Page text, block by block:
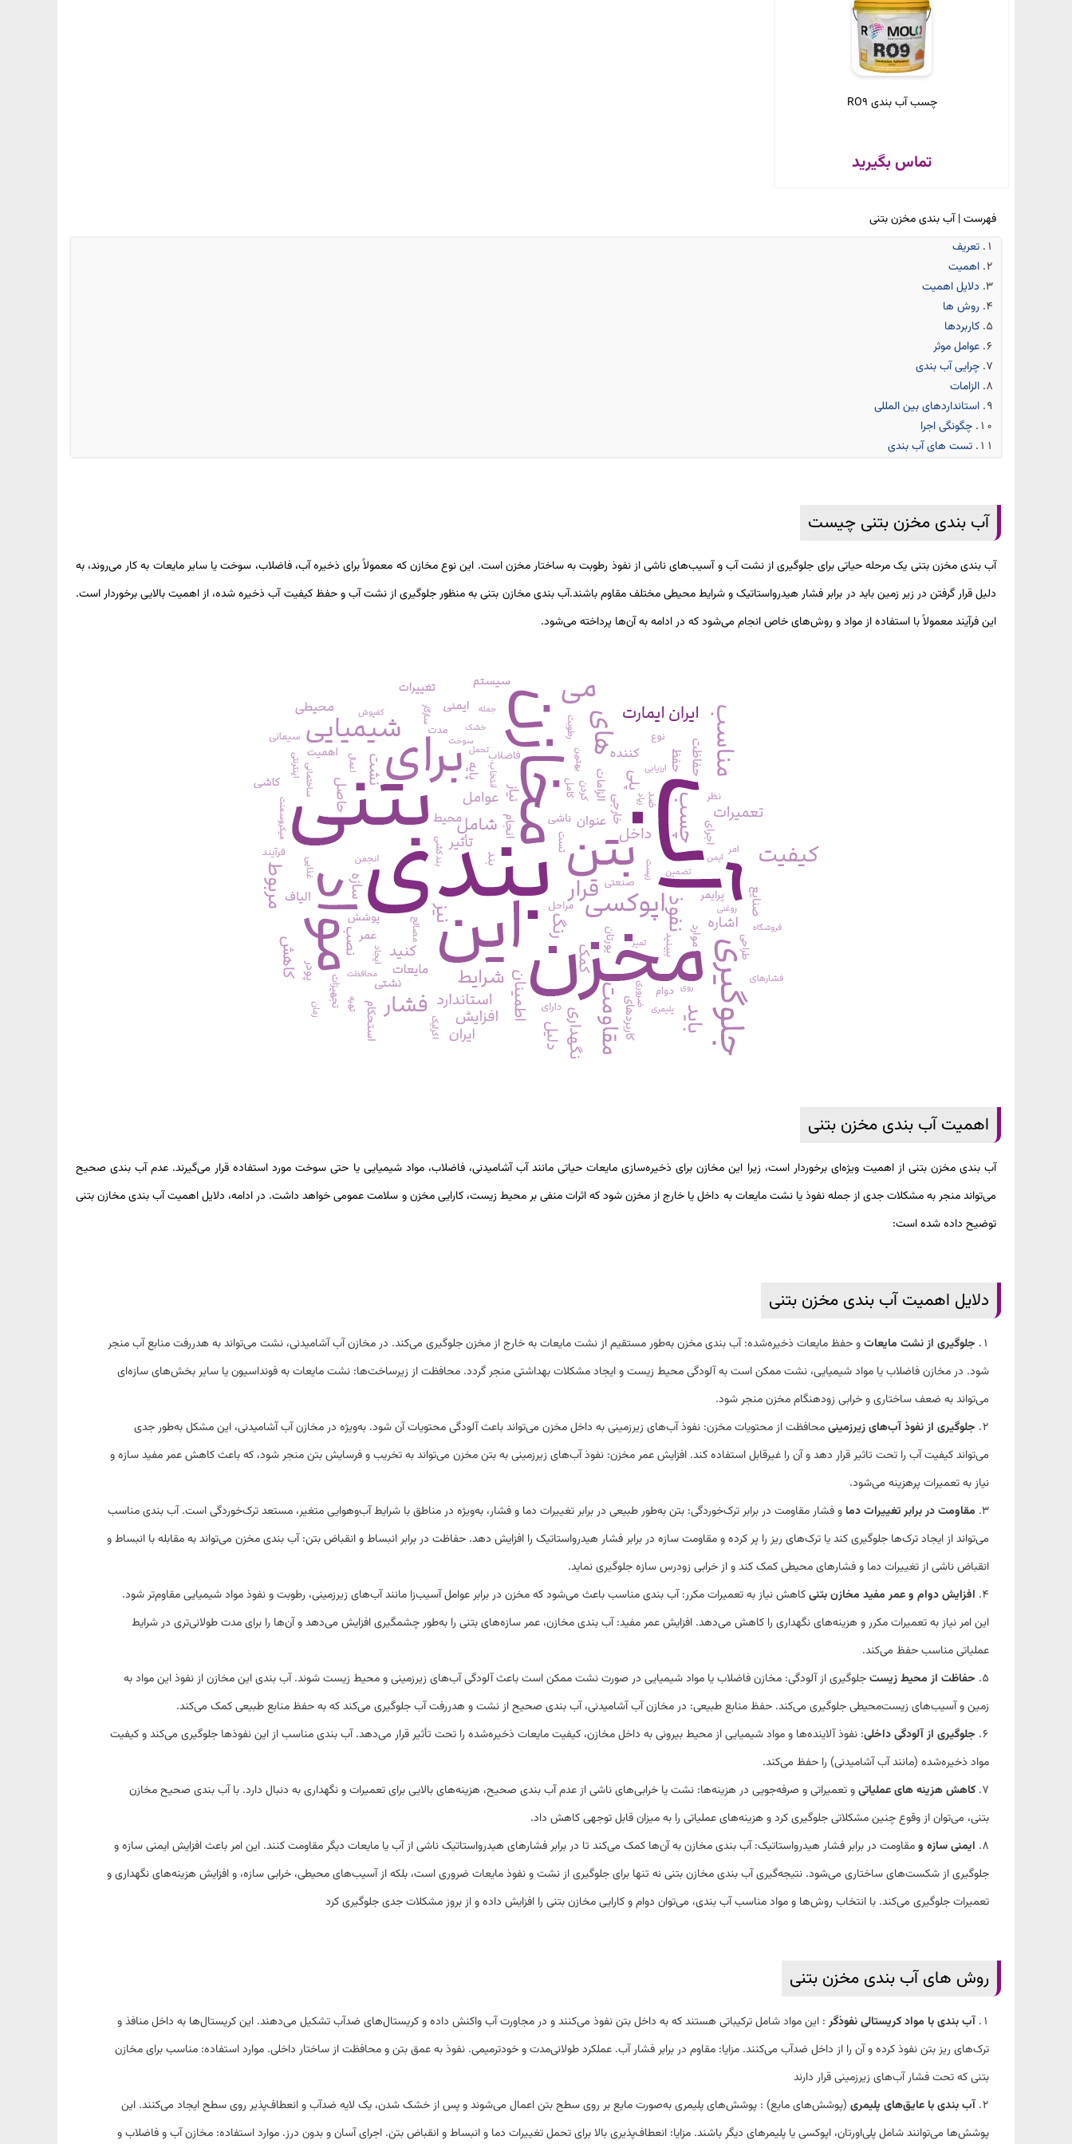
چسب آب بندی RO9
تماس بگیرید
فهرست | آب بندی مخزن بتنی
تعریف
اهمیت
دلایل اهمیت
روش ها
کاربردها
عوامل موثر
چرایی آب بندی
الزامات
استانداردهای بین المللی
چگونگی اجرا
تست های آب بندی
آب بندی مخزن بتنی چیست
آب‌ بندی مخزن بتنی یک مرحله حیاتی برای جلوگیری از نشت آب و آسیب‌های ناشی از نفوذ رطوبت به ساختار مخزن است. این نوع مخازن که معمولاً برای ذخیره آب، فاضلاب، سوخت یا سایر مایعات به کار می‌روند، به
دلیل قرار گرفتن در زیر زمین باید در برابر فشار هیدرواستاتیک و شرایط محیطی مختلف مقاوم باشند.آب‌ بندی مخازن بتنی به منظور جلوگیری از نشت آب و حفظ کیفیت آب ذخیره‌ شده، از اهمیت بالایی برخوردار است.
این فرآیند معمولاً با استفاده از مواد و روش‌های خاص انجام می‌شود که در ادامه به آن‌ها پرداخته می‌شود.
اهمیت آب بندی مخزن بتنی
آب‌ بندی مخزن بتنی از اهمیت ویژه‌ای برخوردار است، زیرا این مخازن برای ذخیره‌سازی مایعات حیاتی مانند آب آشامیدنی، فاضلاب، مواد شیمیایی یا حتی سوخت مورد استفاده قرار می‌گیرند. عدم آب‌ بندی صحیح
می‌تواند منجر به مشکلات جدی از جمله نفوذ یا نشت مایعات به داخل یا خارج از مخزن شود که اثرات منفی بر محیط زیست، کارایی مخزن و سلامت عمومی خواهد داشت. در ادامه، دلایل اهمیت آب‌ بندی مخازن بتنی
توضیح داده شده است:
دلایل اهمیت آب بندی مخزن بتنی
جلوگیری از نشت مایعاتو حفظ مایعات ذخیره‌شده: آب‌ بندی مخزن به‌طور مستقیم از نشت مایعات به خارج از مخزن جلوگیری می‌کند. در مخازن آب آشامیدنی، نشت می‌تواند به هدررفت منابع آب منجر
شود. در مخازن فاضلاب یا مواد شیمیایی، نشت ممکن است به آلودگی محیط زیست و ایجاد مشکلات بهداشتی منجر گردد. محافظت از زیرساخت‌ها: نشت مایعات به فونداسیون یا سایر بخش‌های سازه‌ای
می‌تواند به ضعف ساختاری و خرابی زودهنگام مخزن منجر شود.
جلوگیری از نفوذ آب‌های زیرزمینیمحافظت از محتویات مخزن: نفوذ آب‌های زیرزمینی به داخل مخزن می‌تواند باعث آلودگی محتویات آن شود. به‌ویژه در مخازن آب آشامیدنی، این مشکل به‌طور جدی
می‌تواند کیفیت آب را تحت تاثیر قرار دهد و آن را غیرقابل استفاده کند. افزایش عمر مخزن: نفوذ آب‌های زیرزمینی به بتن مخزن می‌تواند به تخریب و فرسایش بتن منجر شود، که باعث کاهش عمر مفید سازه و
نیاز به تعمیرات پرهزینه می‌شود.
مقاومت در برابر تغییرات دما و فشار مقاومت در برابر ترک‌خوردگی: بتن به‌طور طبیعی در برابر تغییرات دما و فشار، به‌ویژه در مناطق با شرایط آب‌و‌هوایی متغیر، مستعد ترک‌خوردگی است. آب‌ بندی مناسب
می‌تواند از ایجاد ترک‌ها جلوگیری کند یا ترک‌های ریز را پر کرده و مقاومت سازه در برابر فشار هیدرواستاتیک را افزایش دهد. حفاظت در برابر انبساط و انقباض بتن: آب‌ بندی مخزن می‌تواند به مقابله با انبساط و
انقباض ناشی از تغییرات دما و فشارهای محیطی کمک کند و از خرابی زودرس سازه جلوگیری نماید.
افزایش دوام و عمر مفید مخازن بتنیکاهش نیاز به تعمیرات مکرر: آب‌ بندی مناسب باعث می‌شود که مخزن در برابر عوامل آسیب‌زا مانند آب‌های زیرزمینی، رطوبت و نفوذ مواد شیمیایی مقاوم‌تر شود.
این امر نیاز به تعمیرات مکرر و هزینه‌های نگهداری را کاهش می‌دهد. افزایش عمر مفید: آب‌ بندی مخازن، عمر سازه‌های بتنی را به‌طور چشمگیری افزایش می‌دهد و آن‌ها را برای مدت طولانی‌تری در شرایط
عملیاتی مناسب حفظ می‌کند.
حفاظت از محیط زیستجلوگیری از آلودگی: مخازن فاضلاب یا مواد شیمیایی در صورت نشت ممکن است باعث آلودگی آب‌های زیرزمینی و محیط زیست شوند. آب‌ بندی این مخازن از نفوذ این مواد به
زمین و آسیب‌های زیست‌محیطی جلوگیری می‌کند. حفظ منابع طبیعی: در مخازن آب آشامیدنی، آب‌ بندی صحیح از نشت و هدررفت آب جلوگیری می‌کند که به حفظ منابع طبیعی کمک می‌کند.
جلوگیری از آلودگی داخلی: نفوذ آلاینده‌ها و مواد شیمیایی از محیط بیرونی به داخل مخازن، کیفیت مایعات ذخیره‌شده را تحت تأثیر قرار می‌دهد. آب‌ بندی مناسب از این نفوذها جلوگیری می‌کند و کیفیت
مواد ذخیره‌شده (مانند آب آشامیدنی) را حفظ می‌کند.
کاهش هزینه‌ های عملیاتیو تعمیراتی و صرفه‌جویی در هزینه‌ها: نشت یا خرابی‌های ناشی از عدم آب‌ بندی صحیح، هزینه‌های بالایی برای تعمیرات و نگهداری به دنبال دارد. با آب‌ بندی صحیح مخازن
بتنی، می‌توان از وقوع چنین مشکلاتی جلوگیری کرد و هزینه‌های عملیاتی را به میزان قابل توجهی کاهش داد.
ایمنی سازه ومقاومت در برابر فشار هیدرواستاتیک: آب‌ بندی مخازن به آن‌ها کمک می‌کند تا در برابر فشارهای هیدرواستاتیک ناشی از آب یا مایعات دیگر مقاومت کنند. این امر باعث افزایش ایمنی سازه و
جلوگیری از شکست‌های ساختاری می‌شود. نتیجه‌گیری آب‌ بندی مخازن بتنی نه تنها برای جلوگیری از نشت و نفوذ مایعات ضروری است، بلکه از آسیب‌های محیطی، خرابی سازه، و افزایش هزینه‌های نگهداری و
تعمیرات جلوگیری می‌کند. با انتخاب روش‌ها و مواد مناسب آب‌ بندی، می‌توان دوام و کارایی مخازن بتنی را افزایش داده و از بروز مشکلات جدی جلوگیری کرد
روش های آب بندی مخزن بتنی
آب‌ بندی با مواد کریستالی نفوذگر: این مواد شامل ترکیباتی هستند که به داخل بتن نفوذ می‌کنند و در مجاورت آب واکنش داده و کریستال‌های ضدآب تشکیل می‌دهند. این کریستال‌ها به داخل منافذ و
ترک‌های ریز بتن نفوذ کرده و آن را از داخل ضدآب می‌کنند. مزایا: مقاوم در برابر فشار آب. عملکرد طولانی‌مدت و خودترمیمی. نفوذ به عمق بتن و محافظت از ساختار داخلی. موارد استفاده: مناسب برای مخازن
بتنی که تحت فشار آب‌های زیرزمینی قرار دارند
آب‌ بندی با عایق‌های پلیمری(پوشش‌های مایع) : پوشش‌های پلیمری به‌صورت مایع بر روی سطح بتن اعمال می‌شوند و پس از خشک شدن، یک لایه ضدآب و انعطاف‌پذیر روی سطح ایجاد می‌کنند. این
پوشش‌ها می‌توانند شامل پلی‌اورتان، اپوکسی یا پلیمرهای دیگر باشند. مزایا: انعطاف‌پذیری بالا برای تحمل تغییرات دما و انبساط و انقباض بتن. اجرای آسان و بدون درز. موارد استفاده: مخازن آب و فاضلاب و